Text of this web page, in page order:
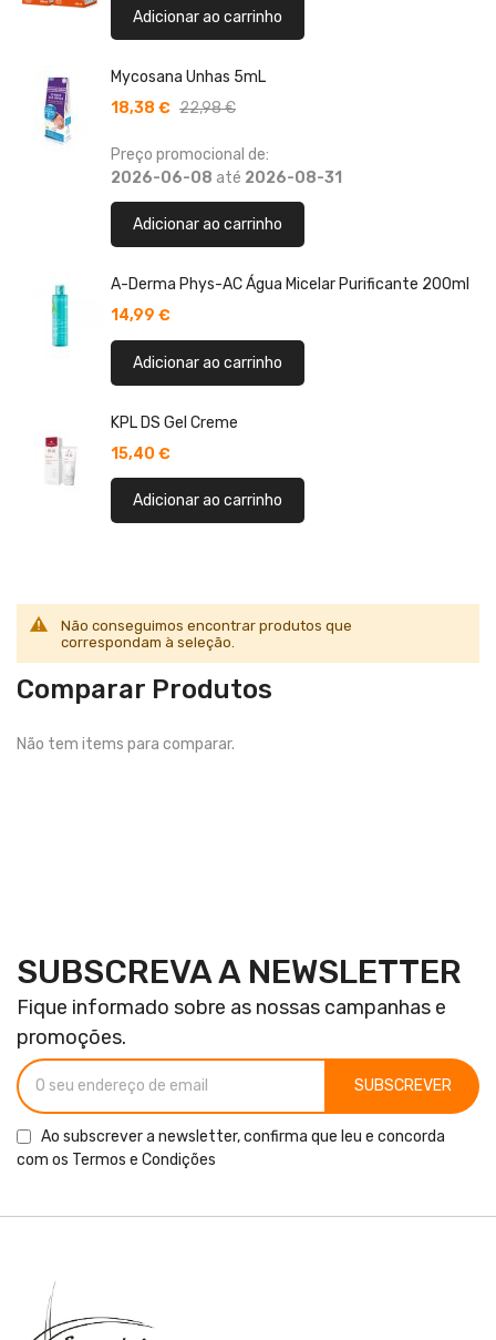
Adicionar ao carrinho
Mycosana Unhas 5mL
18,38 € 22,98 €
Preço promocional de:
2026-06-08 até 2026-08-31
Adicionar ao carrinho
A-Derma Phys-AC Água Micelar Purificante 200ml
14,99 €
Adicionar ao carrinho
KPL DS Gel Creme
15,40 €
Adicionar ao carrinho
Não conseguimos encontrar produtos que
correspondam à seleção.
Comparar Produtos
Não tem items para comparar.
SUBSCREVA A NEWSLETTER
Fique informado sobre as nossas campanhas e
promoções.
SUBSCREVER
Ao subscrever a newsletter, confirma que leu e concorda
com os Termos e Condições